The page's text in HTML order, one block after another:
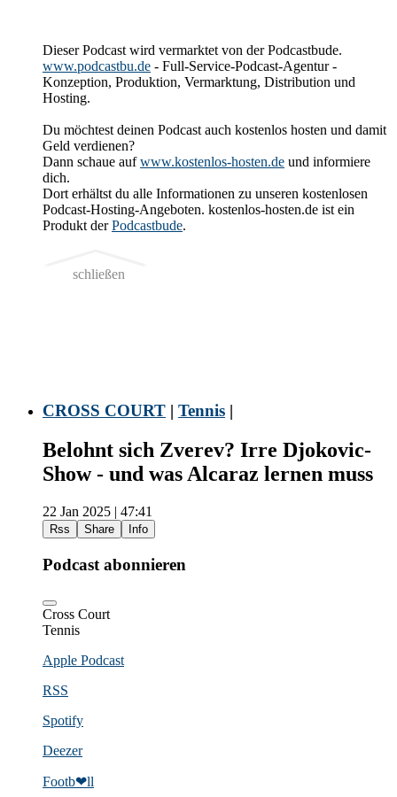
Dieser Podcast wird vermarktet von der Podcastbude.
www.podcastbu.de - Full-Service-Podcast-Agentur -
Konzeption, Produktion, Vermarktung, Distribution und
Hosting.
Du möchtest deinen Podcast auch kostenlos hosten und damit
Geld verdienen?
Dann schaue aufwww.kostenlos-hosten.de und informiere
dich.
Dort erhältst du alle Informationen zu unseren kostenlosen
Podcast-Hosting-Angeboten. kostenlos-hosten.de ist ein
Produkt derPodcastbude.
schließen
CROSS COURT | Tennis |
Belohnt sich Zverev? Irre Djokovic-
Show - und was Alcaraz lernen muss
22 Jan 2025 | 47:41
Rss Share Info
Podcast abonnieren
Cross Court
Tennis
Apple Podcast
RSS
Spotify
Deezer
Footb❤ll